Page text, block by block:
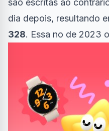
dia depois, resultando
328. Essa no de 2023